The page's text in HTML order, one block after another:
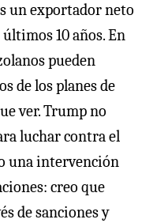
un exportador neto
10 años. En
pueden
de los planes de
ver. Trump no
luchar contra el
una intervención
creo que
de sanciones y